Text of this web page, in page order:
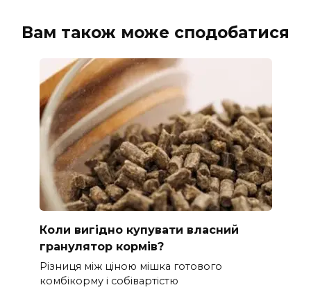
Вам також може сподобатися
Коли вигідно купувати власний
гранулятор кормів?
Різниця між ціною мішка готового
комбікорму і собівартістю